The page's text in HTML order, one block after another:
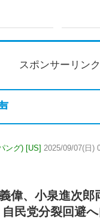
スポンサーリンク
ング) [US] 2025/09/07(日)
偉、小泉進次郎
民党分裂回避